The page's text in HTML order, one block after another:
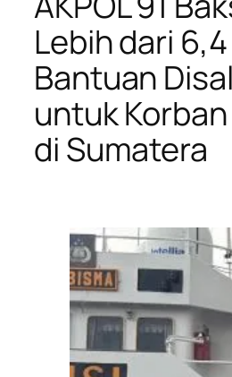
Lebih dari
Bantuan
untuk
di Sumatera